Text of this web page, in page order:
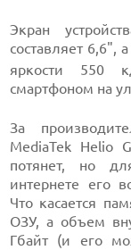
Экран
составляет 6,6",
яркости 550
смартфоном на
За
MediaTek Helio
потянет, но
интернете его
Что касается
ОЗУ, а объем
Гбайт (и его